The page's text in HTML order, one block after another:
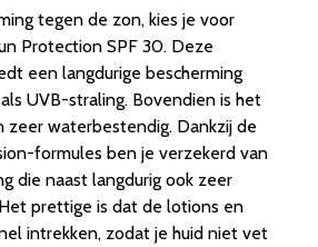
tegen de zon, kies je voor
Protection SPF 30. Deze
een langdurige bescherming
UVB-straling. Bovendien is het
zeer waterbestendig. Dankzij de
formules ben je verzekerd van
die naast langdurig ook zeer
prettige is dat de lotions en
intrekken, zodat je huid niet vet